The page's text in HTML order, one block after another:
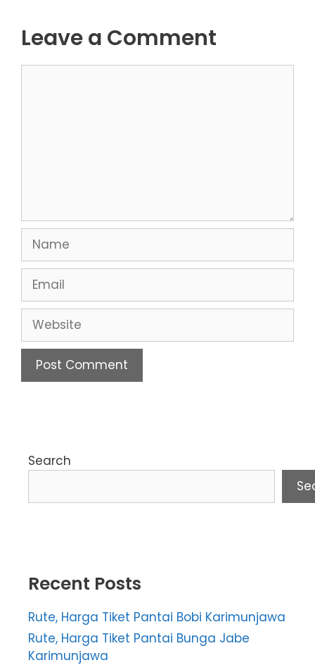
Leave a Comment
Name
Email
Website
Search
Recent Posts
Rute, Harga Tiket Pantai Bobi Karimunjawa
Rute, Harga Tiket Pantai Bunga Jabe
Karimunjawa